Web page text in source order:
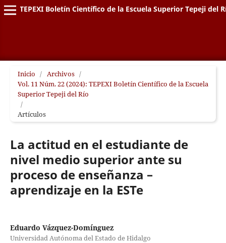
TEPEXI Boletín Científico de la Escuela Superior Tepeji del
Inicio / Archivos /
Vol. 11 Núm. 22 (2024): TEPEXI Boletín Científico de la Escuela
Superior Tepeji del Río
/
Artículos
La actitud en el estudiante de
nivel medio superior ante su
proceso de enseñanza –
aprendizaje en la ESTe
Eduardo Vázquez-Domínguez
Universidad Autónoma del Estado de Hidalgo